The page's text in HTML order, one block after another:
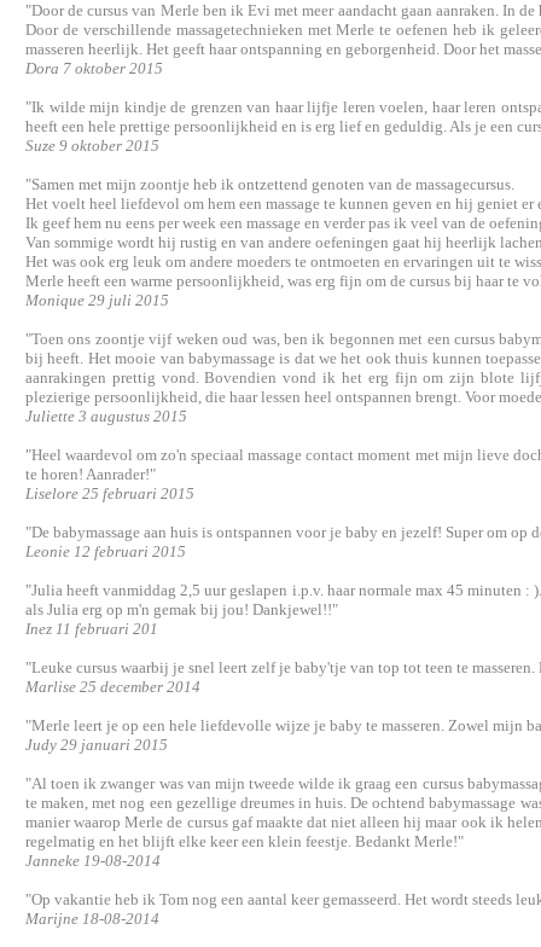
"Door de cursus van Merle ben ik Evi met meer aandacht gaan aanraken. In
Door de verschillende massagetechnieken met Merle te oefenen heb ik
masseren heerlijk. Het geeft haar ontspanning en geborgenheid. Door het
Dora 7 oktober 2015
"Ik wilde mijn kindje de grenzen van haar lijfje leren voelen, haar leren
heeft een hele prettige persoonlijkheid en is erg lief en geduldig. Als je een
Suze 9 oktober 2015
"Samen met mijn zoontje heb ik ontzettend genoten van de massagecursus.
Het voelt heel liefdevol om hem een massage te kunnen geven en hij geniet er
Ik geef hem nu eens per week een massage en verder pas ik veel van de
Van sommige wordt hij rustig en van andere oefeningen gaat hij heerlijk
Het was ook erg leuk om andere moeders te ontmoeten en ervaringen uit te
Merle heeft een warme persoonlijkheid, was erg fijn om de cursus bij haar te
Monique 29 juli 2015
"Toen ons zoontje vijf weken oud was, ben ik begonnen met een cursus
bij heeft. Het mooie van babymassage is dat we het ook thuis kunnen
aanrakingen prettig vond. Bovendien vond ik het erg fijn om zijn blote
plezierige persoonlijkheid, die haar lessen heel ontspannen brengt. Voor
Juliette 3 augustus 2015
"Heel waardevol om zo'n speciaal massage contact moment met mijn lieve
te horen! Aanrader!"
Liselore 25 februari 2015
"De babymassage aan huis is ontspannen voor je baby en jezelf! Super om
Leonie 12 februari 2015
"Julia heeft vanmiddag 2,5 uur geslapen i.p.v. haar normale max 45 minuten
als Julia erg op m'n gemak bij jou! Dankjewel!!"
Inez 11 februari 201
"Leuke cursus waarbij je snel leert zelf je baby'tje van top tot teen te
Marlise 25 december 2014
"Merle leert je op een hele liefdevolle wijze je baby te masseren. Zowel mijn
Judy 29 januari 2015
"Al toen ik zwanger was van mijn tweede wilde ik graag een cursus
te maken, met nog een gezellige dreumes in huis. De ochtend babymassage
manier waarop Merle de cursus gaf maakte dat niet alleen hij maar ook ik
regelmatig en het blijft elke keer een klein feestje. Bedankt Merle!"
Janneke 19-08-2014
"Op vakantie heb ik Tom nog een aantal keer gemasseerd. Het wordt steeds
Marijne 18-08-2014